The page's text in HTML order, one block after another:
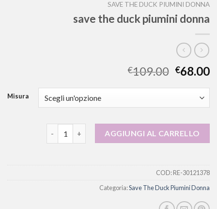
SAVE THE DUCK PIUMINI DONNA
save the duck piumini donna
€109.00 €68.00
Misura
save the duck piumini donna quantità
AGGIUNGI AL CARRELLO
COD:RE-30121378
Categoria:Save The Duck Piumini Donna